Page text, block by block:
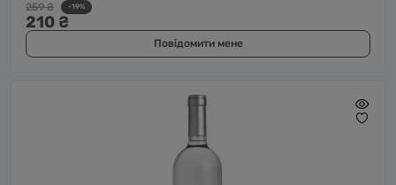
259 ₴ -19%
210 ₴
Повідомити мене